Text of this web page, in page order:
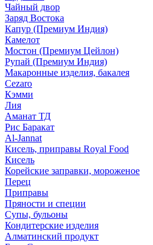
Чайный двор
Заряд Востока
Капур (Премиум Индия)
Камелот
Мостон (Премиум Цейлон)
Рупай (Премиум Индия)
Макаронные изделия, бакалея
Cezaro
Кэмми
Лия
Аманат ТД
Рис Баракат
Al-Jannat
Кисель, приправы Royal Food
Кисель
Корейские заправки, мороженое
Перец
Приправы
Пряности и специи
Супы, бульоны
Кондитерские изделия
Алматинский продукт